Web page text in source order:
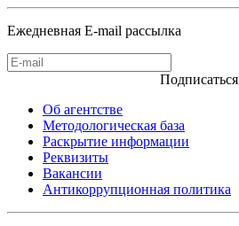
Ежедневная E-mail рассылка
Подписаться
Об агентстве
Методологическая база
Раскрытие информации
Реквизиты
Вакансии
Антикоррупционная политика